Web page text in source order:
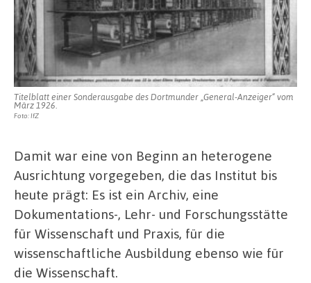
Titelblatt einer Sonderausgabe des Dortmunder „General-Anzeiger“ vom
März 1926.
Foto: IfZ
Damit war eine von Beginn an heterogene
Ausrichtung vorgegeben, die das Institut bis
heute prägt: Es ist ein Archiv, eine
Dokumentations-, Lehr- und Forschungsstätte
für Wissenschaft und Praxis, für die
wissenschaftliche Ausbildung ebenso wie für
die Wissenschaft.